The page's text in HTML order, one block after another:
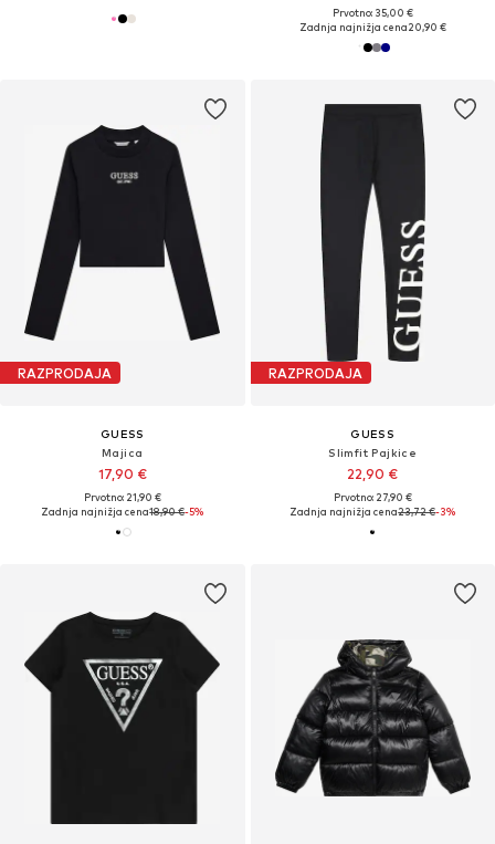
Prvotno: 35,00 €
Zadnja najnižja cena20,90 €
RAZPRODAJA
GUESS
Majica
17,90 €
Prvotno: 21,90 €
Zadnja najnižja cena18,90 €-5%
RAZPRODAJA
GUESS
Slimfit Pajkice
22,90 €
Prvotno: 27,90 €
Zadnja najnižja cena23,72 €-3%